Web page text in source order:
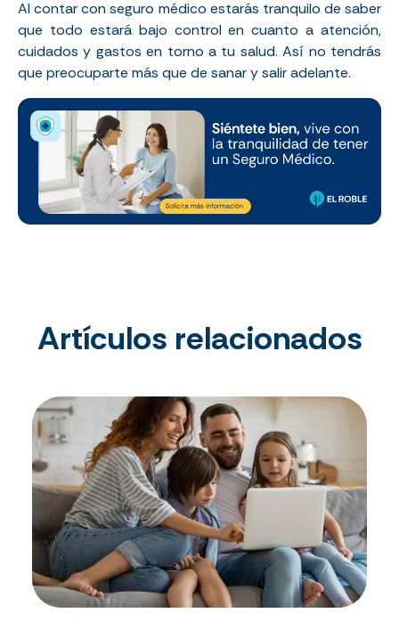
Al contar con seguro médico estarás tranquilo de saber
que todo estará bajo control en cuanto a atención,
cuidados y gastos en torno a tu salud. Así no tendrás
que preocuparte más que de sanar y salir adelante.
Artículos relacionados